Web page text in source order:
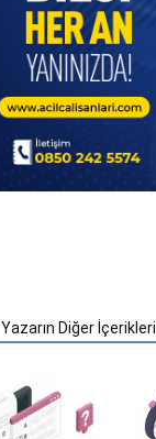
Yazarın Diğer İçerikleri